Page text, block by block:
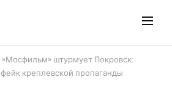
​»Мосфильм» штурмует Покровск:
креплевской пропаганды